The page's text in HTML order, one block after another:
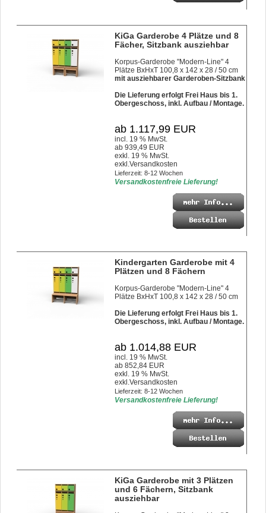
KiGa Garderobe 4 Plätze und 8
Fächer, Sitzbank ausziehbar
Korpus-Garderobe "Modern-Line" 4
Plätze BxHxT 100,8 x 142 x 28 / 50 cm
mit ausziehbarer Garderoben-Sitzbank
Die Lieferung erfolgt Frei Haus bis 1.
Obergeschoss, inkl. Aufbau / Montage.
ab 1.117,99 EUR
incl. 19 % MwSt.
ab 939,49 EUR
exkl. 19 % MwSt.
exkl.Versandkosten
Lieferzeit: 8-12 Wochen
Versandkostenfreie Lieferung!
Kindergarten Garderobe mit 4
Plätzen und 8 Fächern
Korpus-Garderobe "Modern-Line" 4
Plätze BxHxT 100,8 x 142 x 28 / 50 cm
Die Lieferung erfolgt Frei Haus bis 1.
Obergeschoss, inkl. Aufbau / Montage.
ab 1.014,88 EUR
incl. 19 % MwSt.
ab 852,84 EUR
exkl. 19 % MwSt.
exkl.Versandkosten
Lieferzeit: 8-12 Wochen
Versandkostenfreie Lieferung!
KiGa Garderobe mit 3 Plätzen
und 6 Fächern, Sitzbank
ausziehbar